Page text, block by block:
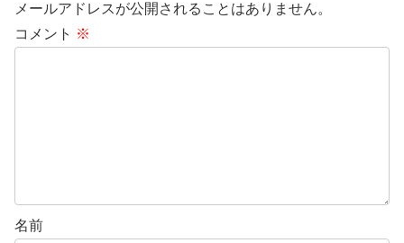
メールアドレスが公開されることはありません。
コメント ※
名前